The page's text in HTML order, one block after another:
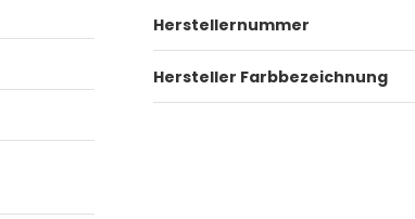
Herstellernummer
Hersteller Farbbezeichnung